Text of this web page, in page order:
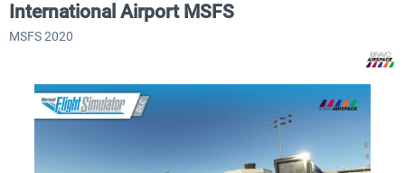
International Airport MSFS
MSFS 2020